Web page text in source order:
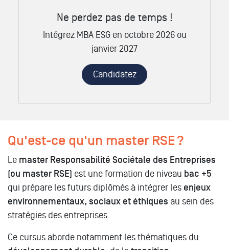
Ne perdez pas de temps !
Intégrez MBA ESG en octobre 2026 ou
janvier 2027
Candidatez
Qu'est-ce qu'un master RSE ?
Le master Responsabilité Sociétale des Entreprises
(ou master RSE) est une formation de niveau bac +5
qui prépare les futurs diplômés à intégrer les enjeux
environnementaux, sociaux et éthiques au sein des
stratégies des entreprises.
Ce cursus aborde notamment les thématiques du